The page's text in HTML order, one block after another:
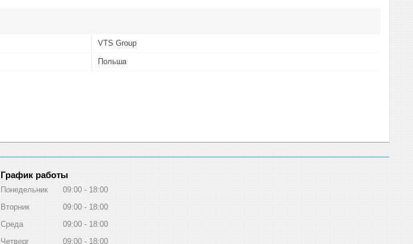
VTS Group
Польша
График работы
Понедельник 09:00
18:00
Вторник
09:00
18:00
Среда
09:00
18:00
Четверг
09:00 18:00